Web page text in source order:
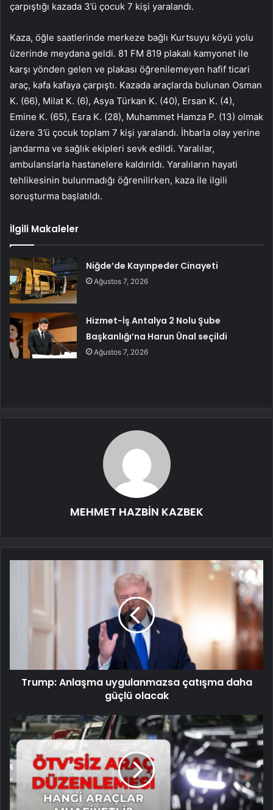
çarpıştığı kazada 3’ü çocuk 7 kişi yaralandı.
Kaza, öğle saatlerinde merkeze bağlı Kurtsuyu köyü yolu
üzerinde meydana geldi. 81 FM 819 plakalı kamyonet ile
karşı yönden gelen ve plakası öğrenilemeyen hafif ticari
araç, kafa kafaya çarpıştı. Kazada araçlarda bulunan Osman
K. (66), Milat K. (6), Asya Türkan K. (40), Ersan K. (4),
Emine K. (65), Esra K. (28), Muhammet Hamza P. (13) olmak
üzere 3’ü çocuk toplam 7 kişi yaralandı. İhbarla olay yerine
jandarma ve sağlık ekipleri sevk edildi. Yaralılar,
ambulanslarla hastanelere kaldırıldı. Yaralıların hayati
tehlikesinin bulunmadığı öğrenilirken, kaza ile ilgili
soruşturma başlatıldı.
İlgili Makaleler
Niğde’de Kayınpeder Cinayeti
Ağustos 7, 2026
Hizmet-İş Antalya 2 Nolu Şube
Başkanlığı’na Harun Ünal seçildi
Ağustos 7, 2026
MEHMET HAZBİN KAZBEK
Trump: Anlaşma uygulanmazsa çatışma daha
güçlü olacak